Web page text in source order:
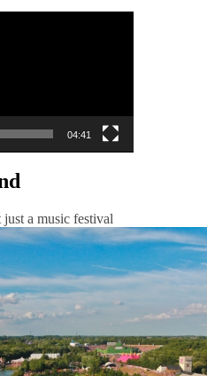
04:41
a music festival